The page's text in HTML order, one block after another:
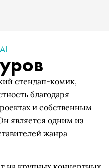
стендап-комик,
благодаря
и собственным
является одним из
жанра
на крупных концертных